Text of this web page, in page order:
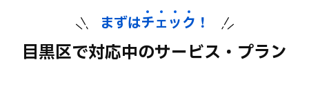
まずはチェック ！
目黒区で対応中のサービス・プラン